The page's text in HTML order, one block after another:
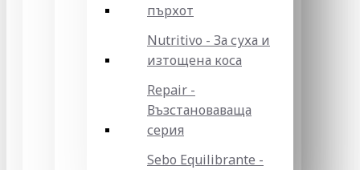
пърхот
Nutritivo - За суха и
изтощена коса
Repair -
Възстановаваща
серия
Sebo Equilibrante -